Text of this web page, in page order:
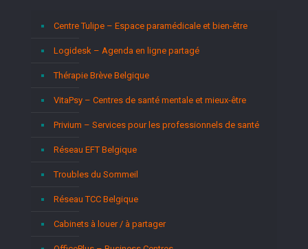
Centre Tulipe – Espace paramédicale et bien-être
Logidesk – Agenda en ligne partagé
Thérapie Brève Belgique
VitaPsy – Centres de santé mentale et mieux-être
Privium – Services pour les professionnels de santé
Réseau EFT Belgique
Troubles du Sommeil
Réseau TCC Belgique
Cabinets à louer / à partager